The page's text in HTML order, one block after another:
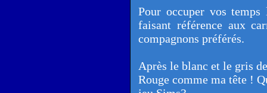
Pour occuper vos
faisant référence aux
compagnons préférés.
Après le blanc et le gris
Rouge comme ma tête !